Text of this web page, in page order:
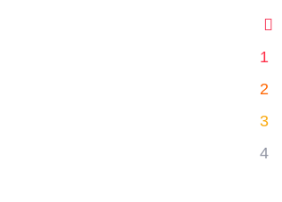

1
2
3
4